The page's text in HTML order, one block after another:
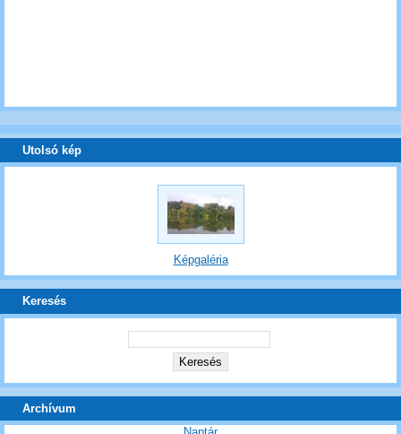
Utolsó kép
Képgaléria
Keresés
Archívum